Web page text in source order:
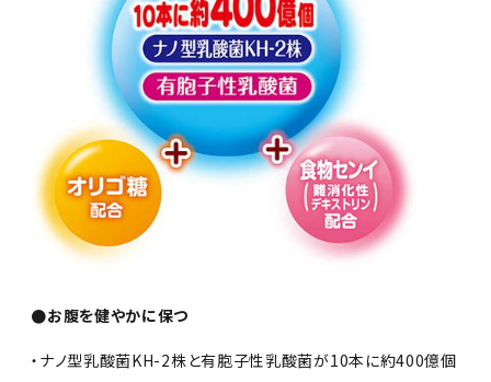
●お腹を健やかに保つ
・ナノ型乳酸菌KH-2株と有胞子性乳酸菌が10本に約400億個